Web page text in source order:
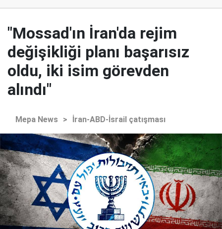
"Mossad'ın İran'da rejim
değişikliği planı başarısız
oldu, iki isim görevden
alındı"
Mepa News > İran-ABD-İsrail çatışması